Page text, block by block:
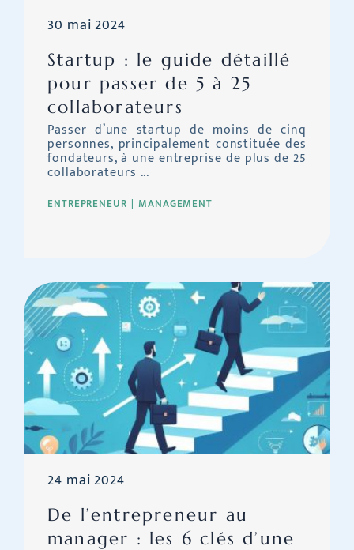
ENTREPRENEUR MANAGEMENT
Startup : le guide détaillé
pour passer de 5 à 25
collaborateurs
30 mai 2024
Passer d’une startup de moins de cinq
personnes, principalement constituée des
fondateurs, à une entreprise de plus de 25
collaborateurs ...
De l’entrepreneur au
manager : les 6 clés d’une
24 mai 2024